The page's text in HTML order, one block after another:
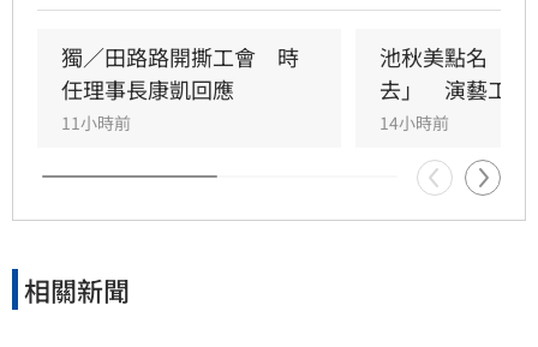
獨／田路路開撕工會　時
任理事長康凱回應
11小時前
池秋美點名「
去」　演藝工會
14小時前
相關新聞